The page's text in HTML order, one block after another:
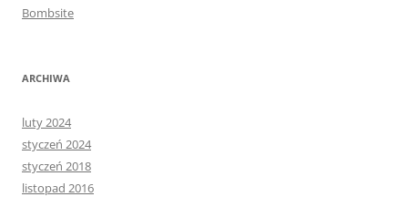
Bombsite
ARCHIWA
luty 2024
styczeń 2024
styczeń 2018
listopad 2016